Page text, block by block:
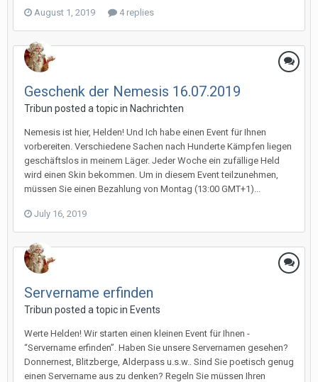
August 1, 2019 4 replies
Geschenk der Nemesis 16.07.2019
Tribun posted a topic in Nachrichten
Nemesis ist hier, Helden! Und Ich habe einen Event für Ihnen
vorbereiten. Verschiedene Sachen nach Hunderte Kämpfen liegen
geschäftslos in meinem Läger. Jeder Woche ein zufällige Held
wird einen Skin bekommen. Um in diesem Event teilzunehmen,
müssen Sie einen Bezahlung von Montag (13:00 GMT+1)...
July 16, 2019
Servername erfinden
Tribun posted a topic in Events
Werte Helden! Wir starten einen kleinen Event für Ihnen -
“Servername erfinden”. Haben Sie unsere Servernamen gesehen?
Donnernest, Blitzberge, Alderpass u.s.w.. Sind Sie poetisch genug
einen Servername aus zu denken? Regeln Sie müssen Ihren